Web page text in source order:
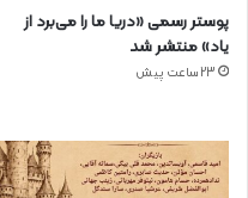
پوستر رسمی «دریا ما را می‌برد از
یاد» منتشر شد
23 ساعت پیش